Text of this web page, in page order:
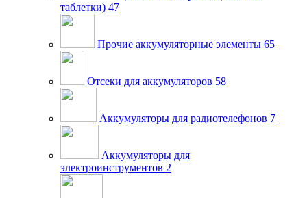
таблетки) 47
Прочие аккумуляторные элементы 65
Отсеки для аккумуляторов 58
Аккумуляторы для радиотелефонов 7
Аккумуляторы для
электроинструментов 2